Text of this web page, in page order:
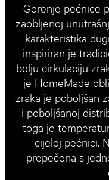
Gorenje pećnice
zaobljenoj
karakteristika
inspiriran je
bolju cirkulaciju
je HomeMade
zraka je poboljšan
i poboljšanoj
toga je
cijeloj pećnici.
prepečena s